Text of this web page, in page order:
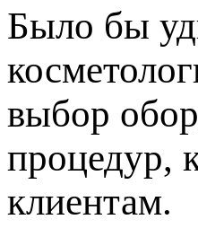
Было бы
выбор
процедур,
клиентам.